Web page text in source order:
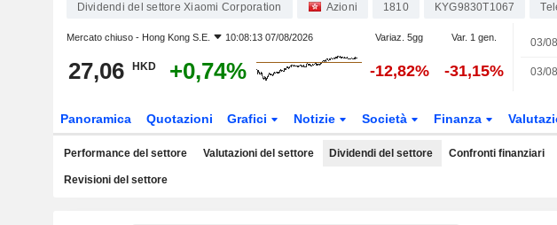
Dividendi del settore Xiaomi Corporation Azioni 1810 KYG9830T1067
Mercato chiuso - Hong Kong S.E. 10:08:13 07/08/2026 Variaz. 5gg Var. 1 gen.
27,06 HKD +0,74% -12,82% -31,15%
03/08
03/08
Panoramica Quotazioni Grafici Notizie Società Finanza
Performance del settore Valutazioni del settore Dividendi del settore Confronti finanziari
Revisioni del settore